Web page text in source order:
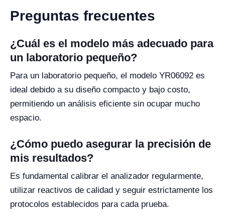
Preguntas frecuentes
¿Cuál es el modelo más adecuado para
un laboratorio pequeño?
Para un laboratorio pequeño, el modelo YR06092 es
ideal debido a su diseño compacto y bajo costo,
permitiendo un análisis eficiente sin ocupar mucho
espacio.
¿Cómo puedo asegurar la precisión de
mis resultados?
Es fundamental calibrar el analizador regularmente,
utilizar reactivos de calidad y seguir estrictamente los
protocolos establecidos para cada prueba.